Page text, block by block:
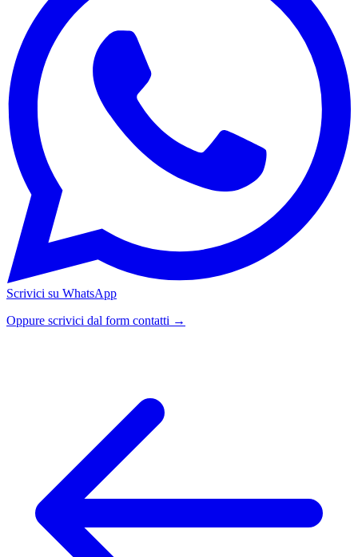
Scrivici su WhatsApp
Oppure scrivici dal form contatti →